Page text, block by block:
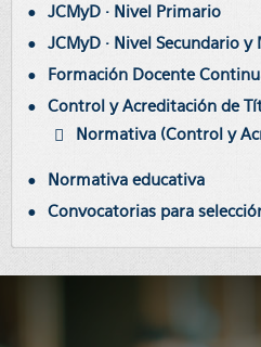
JCMyD · Nivel Primario
JCMyD · Nivel Secundario y
Formación Docente
Control y Acreditación de
Normativa (Control y
Normativa educativa
Convocatorias para